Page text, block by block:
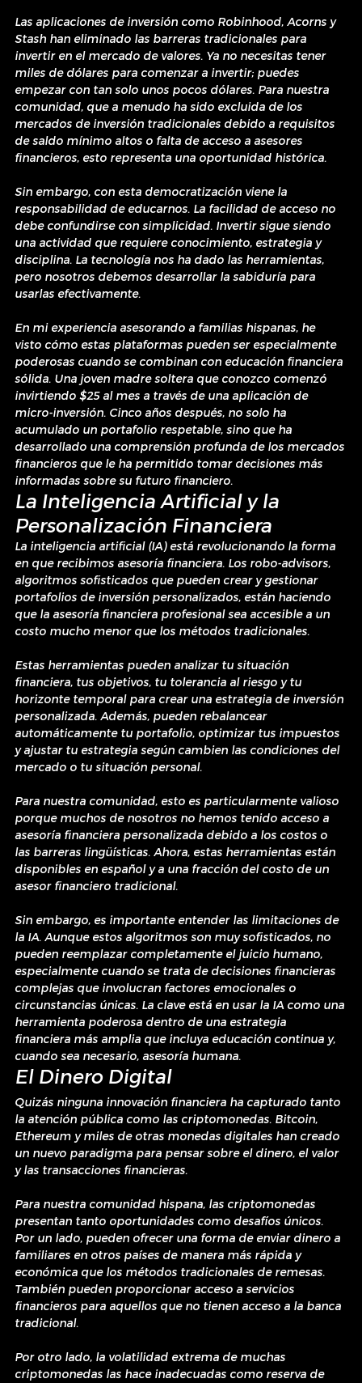
Las aplicaciones de inversión como Robinhood, Acorns y
Stash han eliminado las barreras tradicionales para
invertir en el mercado de valores. Ya no necesitas tener
miles de dólares para comenzar a invertir; puedes
empezar con tan solo unos pocos dólares. Para nuestra
comunidad, que a menudo ha sido excluida de los
mercados de inversión tradicionales debido a requisitos
de saldo mínimo altos o falta de acceso a asesores
financieros, esto representa una oportunidad histórica.
Sin embargo, con esta democratización viene la
responsabilidad de educarnos. La facilidad de acceso no
debe confundirse con simplicidad. Invertir sigue siendo
una actividad que requiere conocimiento, estrategia y
disciplina. La tecnología nos ha dado las herramientas,
pero nosotros debemos desarrollar la sabiduría para
usarlas efectivamente.
En mi experiencia asesorando a familias hispanas, he
visto cómo estas plataformas pueden ser especialmente
poderosas cuando se combinan con educación financiera
sólida. Una joven madre soltera que conozco comenzó
invirtiendo $25 al mes a través de una aplicación de
micro-inversión. Cinco años después, no solo ha
acumulado un portafolio respetable, sino que ha
desarrollado una comprensión profunda de los mercados
financieros que le ha permitido tomar decisiones más
informadas sobre su futuro financiero.
La Inteligencia Artificial y la
Personalización Financiera
La inteligencia artificial (IA) está revolucionando la forma
en que recibimos asesoría financiera. Los robo-advisors,
algoritmos sofisticados que pueden crear y gestionar
portafolios de inversión personalizados, están haciendo
que la asesoría financiera profesional sea accesible a un
costo mucho menor que los métodos tradicionales.
Estas herramientas pueden analizar tu situación
financiera, tus objetivos, tu tolerancia al riesgo y tu
horizonte temporal para crear una estrategia de inversión
personalizada. Además, pueden rebalancear
automáticamente tu portafolio, optimizar tus impuestos
y ajustar tu estrategia según cambien las condiciones del
mercado o tu situación personal.
Para nuestra comunidad, esto es particularmente valioso
porque muchos de nosotros no hemos tenido acceso a
asesoría financiera personalizada debido a los costos o
las barreras lingüísticas. Ahora, estas herramientas están
disponibles en español y a una fracción del costo de un
asesor financiero tradicional.
Sin embargo, es importante entender las limitaciones de
la IA. Aunque estos algoritmos son muy sofisticados, no
pueden reemplazar completamente el juicio humano,
especialmente cuando se trata de decisiones financieras
complejas que involucran factores emocionales o
circunstancias únicas. La clave está en usar la IA como una
herramienta poderosa dentro de una estrategia
financiera más amplia que incluya educación continua y,
cuando sea necesario, asesoría humana.
El Dinero Digital
Quizás ninguna innovación financiera ha capturado tanto
la atención pública como las criptomonedas. Bitcoin,
Ethereum y miles de otras monedas digitales han creado
un nuevo paradigma para pensar sobre el dinero, el valor
y las transacciones financieras.
Para nuestra comunidad hispana, las criptomonedas
presentan tanto oportunidades como desafíos únicos.
Por un lado, pueden ofrecer una forma de enviar dinero a
familiares en otros países de manera más rápida y
económica que los métodos tradicionales de remesas.
También pueden proporcionar acceso a servicios
financieros para aquellos que no tienen acceso a la banca
tradicional.
Por otro lado, la volatilidad extrema de muchas
criptomonedas las hace inadecuadas como reserva de